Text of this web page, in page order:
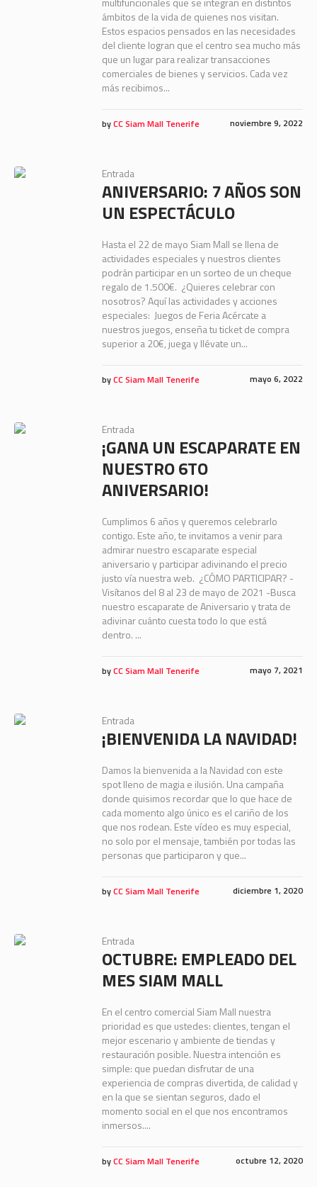
ámbitos de la vida de quienes nos visitan.
Estos espacios pensados en las necesidades
del cliente logran que el centro sea mucho más
que un lugar para realizar transacciones
comerciales de bienes y servicios. Cada vez
más recibimos...
noviembre 9, 2022
byCC Siam Mall Tenerife
Entrada
ANIVERSARIO: 7 AÑOS SON
UN ESPECTÁCULO
Hasta el 22 de mayo Siam Mall se llena de
actividades especiales y nuestros clientes
podrán participar en un sorteo de un cheque
regalo de 1.500€. ¿Quieres celebrar con
nosotros? Aquí las actividades y acciones
especiales: Juegos de Feria Acércate a
nuestros juegos, enseña tu ticket de compra
superior a 20€, juega y llévate un...
mayo 6, 2022
byCC Siam Mall Tenerife
Entrada
¡GANA UN ESCAPARATE EN
NUESTRO 6TO
ANIVERSARIO!
Cumplimos 6 años y queremos celebrarlo
contigo. Este año, te invitamos a venir para
admirar nuestro escaparate especial
aniversario y participar adivinando el precio
justo vía nuestra web. ¿CÓMO PARTICIPAR? -
Visítanos del 8 al 23 de mayo de 2021 -Busca
nuestro escaparate de Aniversario y trata de
adivinar cuánto cuesta todo lo que está
dentro. ...
mayo 7, 2021
byCC Siam Mall Tenerife
Entrada
¡BIENVENIDA LA NAVIDAD!
Damos la bienvenida a la Navidad con este
spot lleno de magia e ilusión. Una campaña
donde quisimos recordar que lo que hace de
cada momento algo único es el cariño de los
que nos rodean. Este vídeo es muy especial,
no solo por el mensaje, también por todas las
personas que participaron y que...
diciembre 1, 2020
byCC Siam Mall Tenerife
Entrada
OCTUBRE: EMPLEADO DEL
MES SIAM MALL
En el centro comercial Siam Mall nuestra
prioridad es que ustedes: clientes, tengan el
mejor escenario y ambiente de tiendas y
restauración posible. Nuestra intención es
simple: que puedan disfrutar de una
experiencia de compras divertida, de calidad y
en la que se sientan seguros, dado el
momento social en el que nos encontramos
inmersos....
octubre 12, 2020
byCC Siam Mall Tenerife